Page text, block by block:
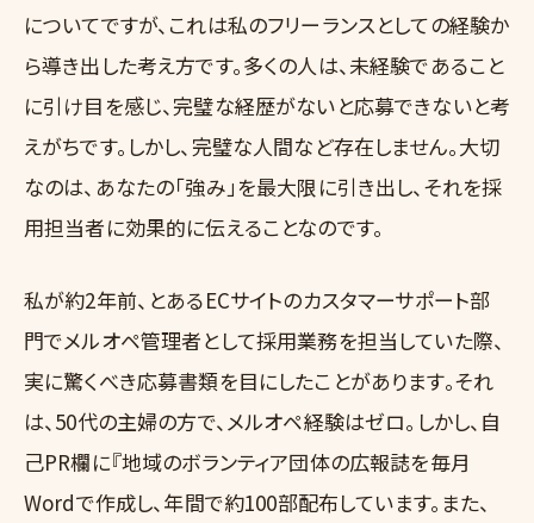
についてですが、これは私のフリーランスとしての経験か
ら導き出した考え方です。多くの人は、未経験であること
に引け目を感じ、完璧な経歴がないと応募できないと考
えがちです。しかし、完璧な人間など存在しません。大切
なのは、あなたの「強み」を最大限に引き出し、それを採
用担当者に効果的に伝えることなのです。
私が約2年前、とあるECサイトのカスタマーサポート部
門でメルオペ管理者として採用業務を担当していた際、
実に驚くべき応募書類を目にしたことがあります。それ
は、50代の主婦の方で、メルオペ経験はゼロ。しかし、自
己PR欄に『地域のボランティア団体の広報誌を毎月
Wordで作成し、年間で約100部配布しています。また、